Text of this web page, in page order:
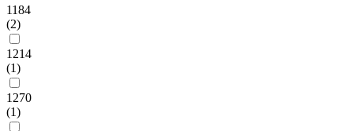
1184
(2)
1214
(1)
1270
(1)